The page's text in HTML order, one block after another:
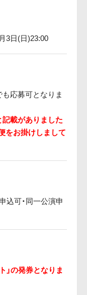
3日(日)23:00
応募可となりま
載がありました
をお掛けしまして
込可・同一公演申
」の発券となりま